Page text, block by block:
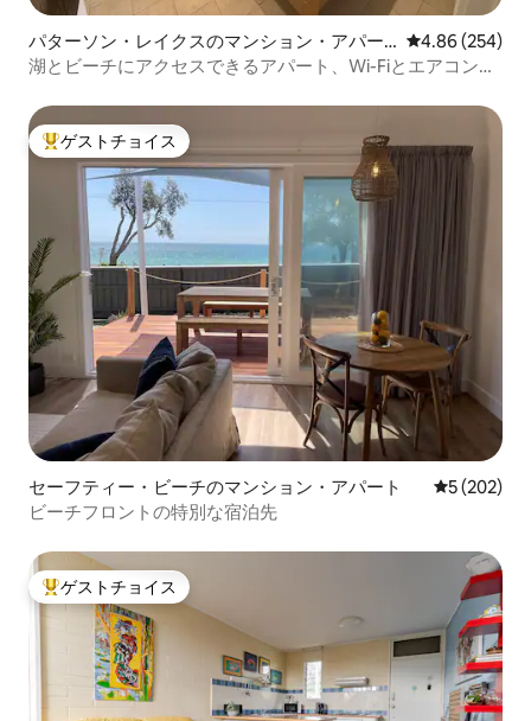
パターソン・レイクスのマンション・アパー
ト
レビュー254
4.86 (254)
湖とビーチにアクセスできるアパート、Wi-Fiとエアコン付
大好評のゲストチョイスです。
ゲストチョイス
セーフティー・ビーチのマンション・アパート レビュー
5 (202)
ビーチフロントの特別な宿泊先
大好評のゲストチョイスです。
ゲストチョイス